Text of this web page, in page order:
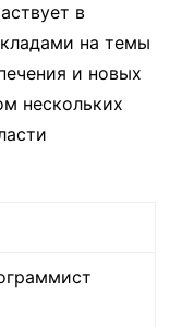
в
на темы
и новых
нескольких